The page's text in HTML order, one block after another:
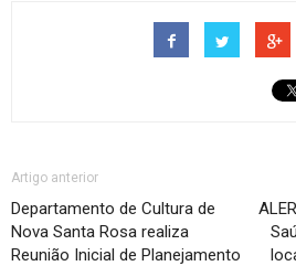
Artigo anterior
Departamento de Cultura de
Nova Santa Rosa realiza
Reunião Inicial de Planejamento